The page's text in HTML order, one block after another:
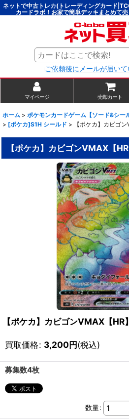
ネットで中古トレカ(トレーディングカード
カードラボ！お家で簡単デッキまとめて
ご依頼後にメールが届い
マイページ 売却カート
ホーム > ポケモンカードゲーム【ソード&シー
> [ポケカ]S1H シールド > 【ポケカ】カビゴ
【ポケカ】カビゴンVMAX【
【ポケカ】カビゴンVMAX【
買取価格: 3,200円(税込)
募集数4枚
数量: